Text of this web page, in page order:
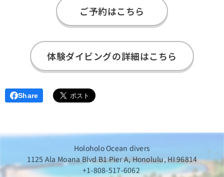
ご予約はこちら
体験ダイビングの詳細はこちら
Share
Holoholo Ocean divers
1125 Ala Moana Blvd B1 Pier A, Honolulu, HI 96814
+1-808-517-6062